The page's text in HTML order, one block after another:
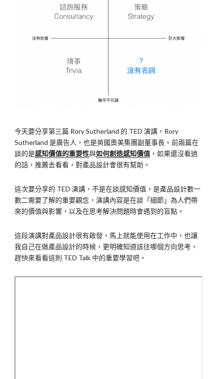
今天要分享第三篇 Rory Sutherland 的 TED 演講，Rory
Sutherland 是廣告人，也是英國奧美集團副董事長。前兩篇在
談的是感知價值的重要性與如何創造感知價值 ，如果還沒看過
的話，推薦去看看，對產品設計會很有幫助。
這次要分享的 TED 演講，不是在談感知價值，是產品設計數一
數二需要了解的重要觀念，演講內容是在談「細節」為人們帶
來的價值與影響，以及在思考解決問題時會遇到的盲點。
這段演講對產品設計很有啟發，馬上就能使用在工作中，也讓
我自己在做產品設計的時候，更明確知道該往哪個方向思考，
趕快來看看這則 TED Talk 中的重要學習吧。